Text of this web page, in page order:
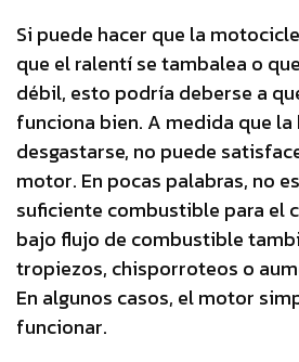
Si puede hacer que la
que el ralentí se tambalea o
débil, esto podría deberse a
funciona bien. A medida que
desgastarse, no puede
motor. En pocas palabras, no
suficiente combustible para el
bajo flujo de combustible
tropiezos, chisporroteos o
En algunos casos, el motor
funcionar.